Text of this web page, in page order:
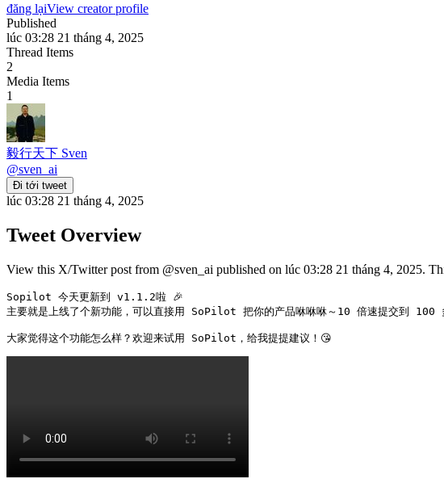
đăng lạiView creator profile
Published
lúc 03:28 21 tháng 4, 2025
Thread Items
2
Media Items
1
毅行天下 Sven
@sven_ai
Đi tới tweet
lúc 03:28 21 tháng 4, 2025
Tweet Overview
View this X/Twitter post from @sven_ai published on lúc 03:28 21 tháng 4, 2025.
Sopilot 今天更新到 v1.1.2啦 🎉
主要就是上线了个新功能，可以直接用 SoPilot 把你的产品咻咻咻～10 倍速提交到 100
大家觉得这个功能怎么样？欢迎来试用 SoPilot，给我提提建议！😘